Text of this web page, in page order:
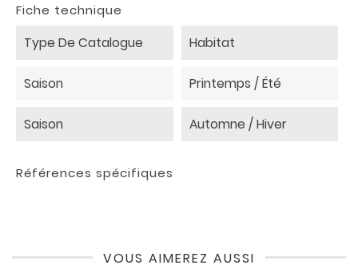
Fiche technique
Type De Catalogue
Habitat
Saison Printemps / Été
Saison Automne / Hiver
Références spécifiques
VOUS AIMEREZ AUSSI